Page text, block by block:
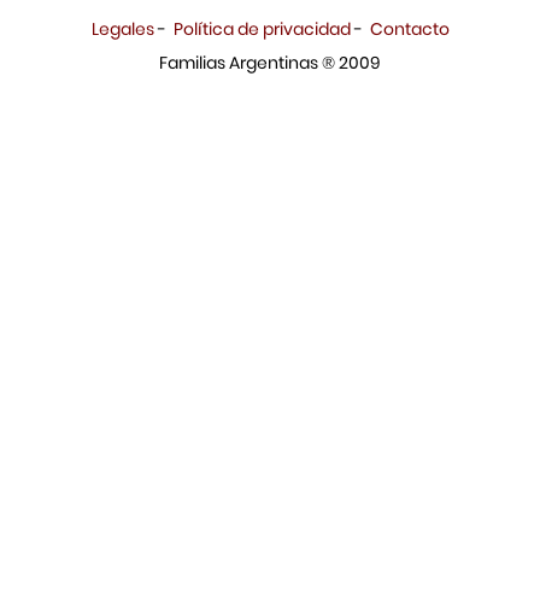
Legales- Política de privacidad- Contacto
Familias Argentinas ® 2009